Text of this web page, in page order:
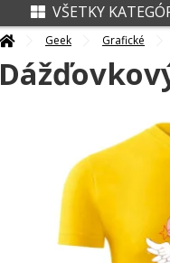
VŠETKY
Geek Grafické